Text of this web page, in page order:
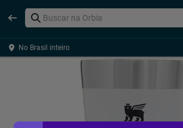
No Brasil inteiro